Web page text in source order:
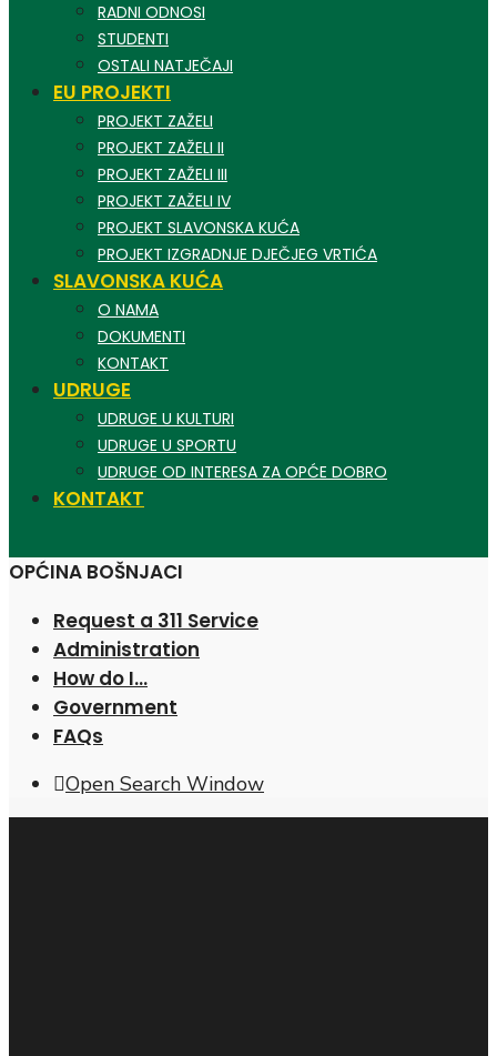
RADNI ODNOSI
STUDENTI
OSTALI NATJEČAJI
EU PROJEKTI
PROJEKT ZAŽELI
PROJEKT ZAŽELI II
PROJEKT ZAŽELI III
PROJEKT ZAŽELI IV
PROJEKT SLAVONSKA KUĆA
PROJEKT IZGRADNJE DJEČJEG VRTIĆA
SLAVONSKA KUĆA
O NAMA
DOKUMENTI
KONTAKT
UDRUGE
UDRUGE U KULTURI
UDRUGE U SPORTU
UDRUGE OD INTERESA ZA OPĆE DOBRO
KONTAKT
OPĆINA BOŠNJACI
Request a 311 Service
Administration
How do I…
Government
FAQs
Open Search Window